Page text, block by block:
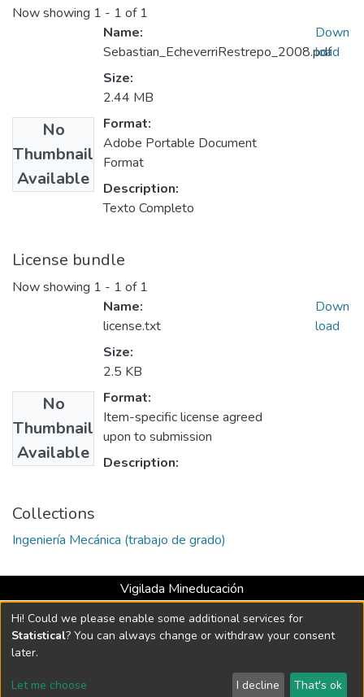
Now showing 1 - 1 of 1
No
Thumbnail
Available
Name:
Sebastian_EcheverriRestrepo_2008.pdf
Size:
2.44 MB
Format:
Adobe Portable Document
Format
Description:
Texto Completo
Down
load
License bundle
Now showing 1 - 1 of 1
No
Thumbnail
Available
Name:
license.txt
Size:
2.5 KB
Format:
Item-specific license agreed
upon to submission
Description:
Down
load
Collections
Ingeniería Mecánica (trabajo de grado)
Vigilada Mineducación
Universidad con Acreditación Institucional hasta 2026 -
Resolución MEN 2158 de 2018
DSpace software copyright © 2002-2026 LYRASIS
Hi! Could we please enable some additional services for
Statistical? You can always change or withdraw your consent
later.
Let me choose I decline That's ok